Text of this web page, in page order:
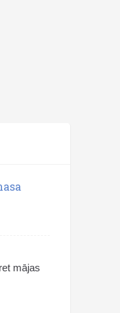
mājas